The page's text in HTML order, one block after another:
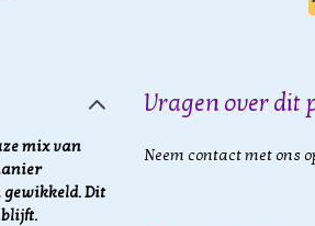
mix van
gewikkeld. Dit
Vragen over dit
Neem contact met ons